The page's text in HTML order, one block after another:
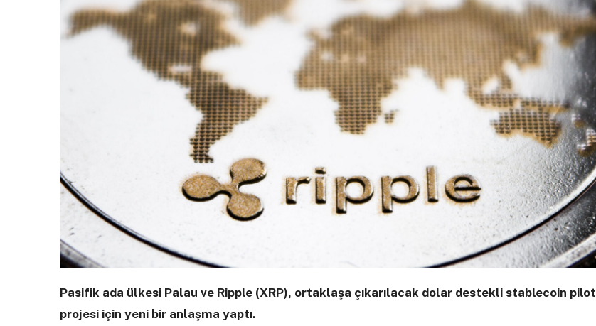
Pasifik ada ülkesi Palau ve Ripple (XRP), ortaklaşa çıkarılacak dolar destekli stablecoin pilot
projesi için yeni bir anlaşma yaptı.